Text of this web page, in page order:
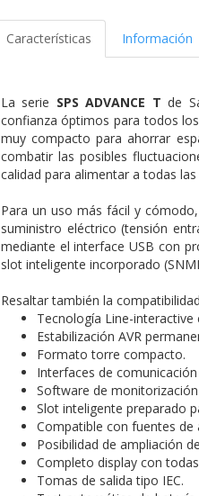
Características Información
La serie SPS ADVANCE T de
confianza óptimos para todos
muy compacto para ahorrar
combatir las posibles
calidad para alimentar a todas las
Para un uso más fácil y
suministro eléctrico (tensión
mediante el interface USB con
slot inteligente incorporado
Resaltar también la
Tecnología Line-interactive
Estabilización AVR
Formato torre compacto.
Interfaces de comunicación
Software de
Slot inteligente preparado
Compatible con fuentes de
Posibilidad de ampliación
Completo display con
Tomas de salida tipo IEC.